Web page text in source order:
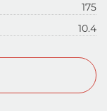
175
10.4